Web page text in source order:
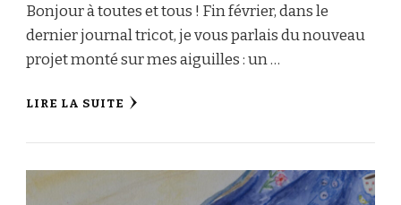
Bonjour à toutes et tous ! Fin février, dans le
dernier journal tricot, je vous parlais du nouveau
projet monté sur mes aiguilles : un …
LIRE LA SUITE